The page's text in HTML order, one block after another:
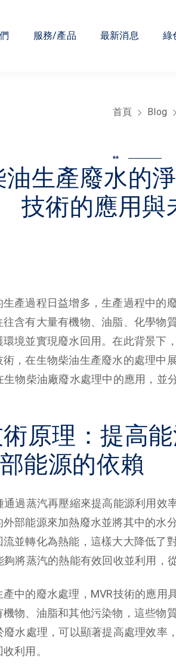
服務/產品 最新消息 綠
首頁 Blog
**
生產廢水的
技術的應用與
生產過程日益增多，生產過程中的
往含有大量有機物、油脂、化學物
境並實現廢水回用。在此背景下
，在生物柴油生產廢水的處理中
生物柴油廠廢水處理中的應用，並
原理：提高
能源的依賴
通過蒸汽再壓縮來提高能源利用效
部能源來加熱廢水並將其中的水
並轉化為熱能，這樣大大降低了
夠將蒸汽的熱能有效回收並利用，
中的廢水處理，MVR技術的應用
機物、油脂和其他污染物，這些物
廢水處理，可以顯著提高處理效率
利用。